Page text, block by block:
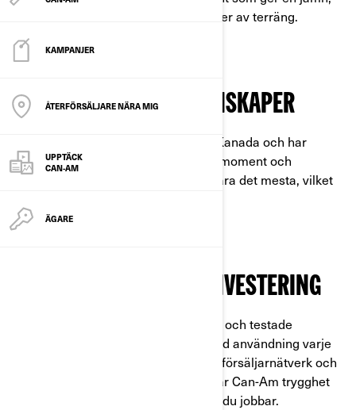
KAMPANJER
ÅTERFÖRSÄLJARE NÄRA MIG
UPPTÄCK
CAN-AM
ÄGARE
reaktionssnabb prestation på alla typer av terräng.
BRANSCHLEDANDE EGENSKAPER
Can-Am-fordonen är konstruerade i Kanada och har
ledande dragkraft, lastkapacitet, vridmoment och
markfrigång – de är byggda för att klara det mesta, vilket
SMART OCH HÅLLBAR INVESTERING
Med förstärkta ramar, robust fjädring och testade
komponenter klarar dessa fordon hård användning varje
dag. Med stöd av ett omfattande återförsäljarnätverk och
ett starkt andrahandsvärde garanterar Can-Am trygghet
på leder, i skogen eller de ställen där du jobbar.